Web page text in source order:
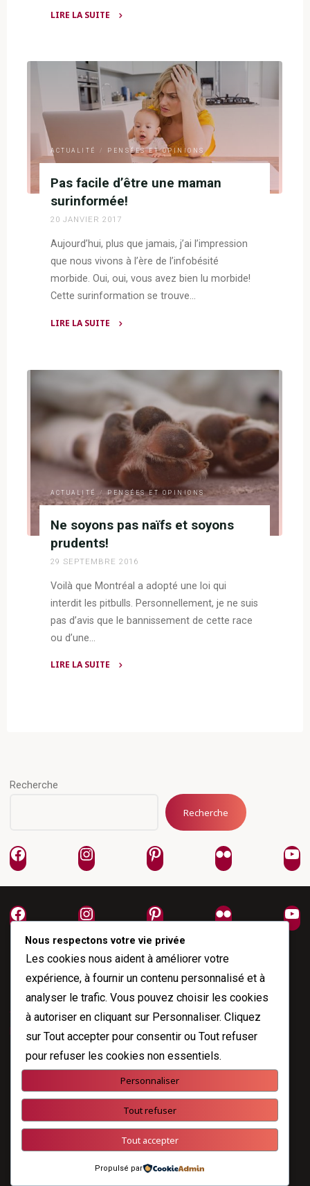
LIRE LA SUITE
pour
transition"
ACTUALITÉ / PENSÉES ET OPINIONS
Pas facile d’être une maman
surinformée!
20 JANVIER 2017
Aujourd’hui, plus que jamais, j’ai l’impression
que nous vivons à l’ère de l’infobésité
morbide. Oui, oui, vous avez bien lu morbide!
Cette surinformation se trouve…
LIRE LA SUITE
d’être
une
maman
surinformée!"
ACTUALITÉ / PENSÉES ET OPINIONS
Ne soyons pas naïfs et soyons
prudents!
29 SEPTEMBRE 2016
Voilà que Montréal a adopté une loi qui
interdit les pitbulls. Personnellement, je ne suis
pas d’avis que le bannissement de cette race
ou d’une…
LIRE LA SUITE
prudents!"
Recherche
Recherche
FacebookInstagramPinterest Flickr
FacebookInstagramPinterest Flickr
À propos
Me joindre
Propulsé parEsotera&WordPress.
©2026 Nicole Fodale
Nous respectons votre vie privée
Les cookies nous aident à améliorer votre
expérience, à fournir un contenu personnalisé et à
analyser le trafic. Vous pouvez choisir les cookies
à autoriser en cliquant sur Personnaliser. Cliquez
sur Tout accepter pour consentir ou Tout refuser
pour refuser les cookies non essentiels.
Personnaliser
Tout refuser
Tout accepter
Propulsé par